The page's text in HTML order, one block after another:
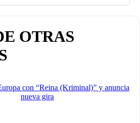
OTRAS
con “Reina (Kriminal)” y anuncia
nueva gira